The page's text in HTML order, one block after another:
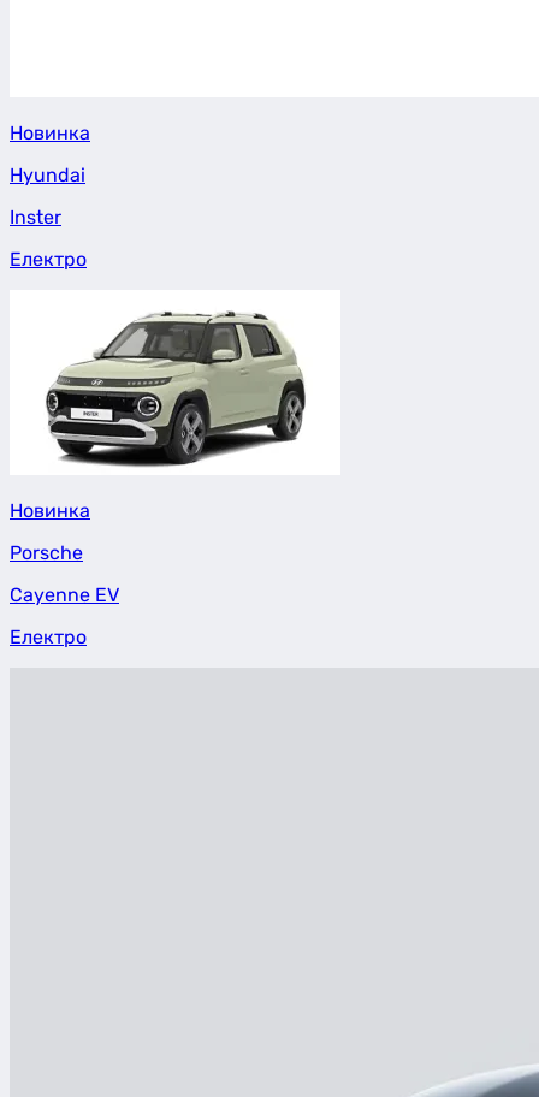
Новинка
Hyundai
Inster
Електро
Новинка
Porsche
Cayenne EV
Електро